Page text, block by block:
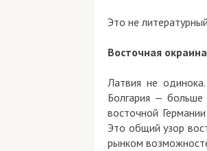
Это не
Восточная
Латвия не
Болгария —
восточной
Это общий узор
рынком